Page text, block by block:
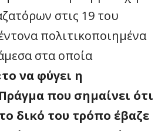
στις 19 του
πολιτικοποιημένα
στα οποία
να φύγει η
που σημαίνει ότι
δικό του τρόπο έβαζε